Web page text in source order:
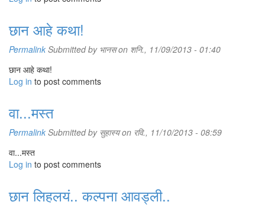
छान आहे कथा!
Permalink Submitted by भानसon शनि., 11/09/2013 - 01:40
छान आहे कथा!
Log in to post comments
वा...मस्त
Permalink Submitted by सुहास्यon रवि., 11/10/2013 - 08:59
वा...मस्त
Log in to post comments
छान लिहलयं.. कल्पना आवड्ली..